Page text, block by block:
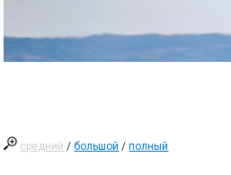
средний /большой /полный